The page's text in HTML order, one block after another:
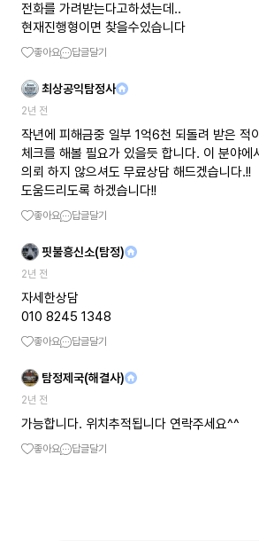
전화를 가려받는다고하셨는데..
현재진행형이면 찾을수있습니다
좋아요 답글달기
최상공익탐정사
2년 전
작년에 피해금중 일부 1억6천 되돌려 받은 적
체크를 해볼 필요가 있을듯 합니다. 이 분야에
의뢰 하지 않으셔도 무료상담 해드겠습니다.!!
도움드리도록 하겠습니다!!
좋아요 답글달기
핏불흥신소(탐정)
2년 전
자세한상담
010 8245 1348
좋아요 답글달기
탐정제국(해결사)
2년 전
가능합니다. 위치추적됩니다 연락주세요^^
좋아요 답글달기